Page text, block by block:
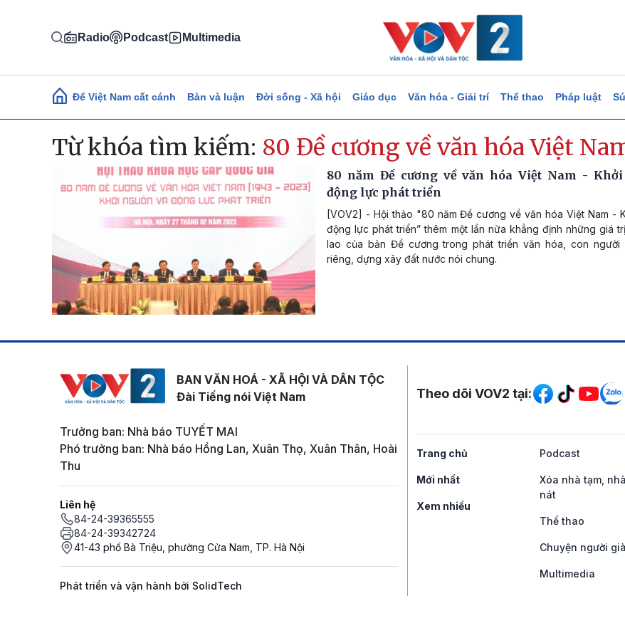
Radio Podcast Multimedia
Main navigation
Để Việt Nam cất cánh Bàn và luận Đời sống - Xã hội Giáo dục Văn hóa - Giải trí Thể thao Pháp luật
Từ khóa tìm kiếm: 80 Đề cương về văn hóa Việt
80 năm Đề cương về văn hóa Việt Nam -
động lực phát triển
[VOV2] - Hội thảo "80 năm Đề cương về văn hóa Việt Nam -
động lực phát triển” thêm một lần nữa khẳng định những giá
lao của bản Đề cương trong phát triển văn hóa, con người
riêng, dựng xây đất nước nói chung.
BAN VĂN HOÁ - XÃ HỘI VÀ DÂN TỘC
Đài Tiếng nói Việt Nam
Trưởng ban: Nhà báo TUYẾT MAI
Phó trưởng ban: Nhà báo Hồng Lan, Xuân Thọ, Xuân Thân, Hoài
Thu
Liên hệ
84-24-39365555
84-24-39342724
41-43 phố Bà Triệu, phường Cửa Nam, TP. Hà Nội
Phát triển và vận hành bởi SolidTech
Mạng xã hội
Theo dõi VOV2 tại:
Trang chủ
Mới nhất
Xem nhiều
Podcast
Xóa nhà tạm,
nát
Thể thao
Chuyện người già
Multimedia